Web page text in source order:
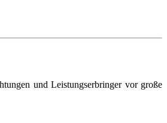
und Leistungserbringer vor große